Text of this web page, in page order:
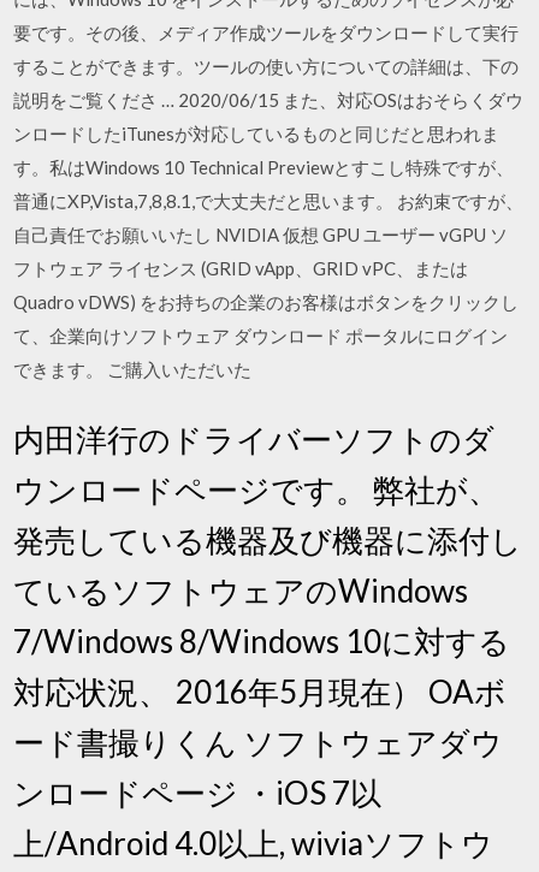
要です。その後、メディア作成ツールをダウンロードして実行
することができます。ツールの使い方についての詳細は、下の
説明をご覧くださ … 2020/06/15 また、対応OSはおそらくダウ
ンロードしたiTunesが対応しているものと同じだと思われま
す。私はWindows 10 Technical Previewとすこし特殊ですが、
普通にXP,Vista,7,8,8.1,で大丈夫だと思います。 お約束ですが、
自己責任でお願いいたし NVIDIA 仮想 GPU ユーザー vGPU ソ
フトウェア ライセンス (GRID vApp、GRID vPC、または
Quadro vDWS) をお持ちの企業のお客様はボタンをクリックし
て、企業向けソフトウェア ダウンロード ポータルにログイン
できます。 ご購入いただいた
内田洋行のドライバーソフトのダ
ウンロードページです。 弊社が、
発売している機器及び機器に添付し
ているソフトウェアのWindows
7/Windows 8/Windows 10に対する
対応状況、 2016年5月現在） OAボ
ード書撮りくん ソフトウェアダウ
ンロードページ ・iOS 7以
上/Android 4.0以上, wiviaソフトウ